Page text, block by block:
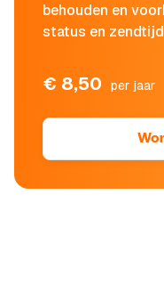
behouden en
status en
€ 8,50 per jaar